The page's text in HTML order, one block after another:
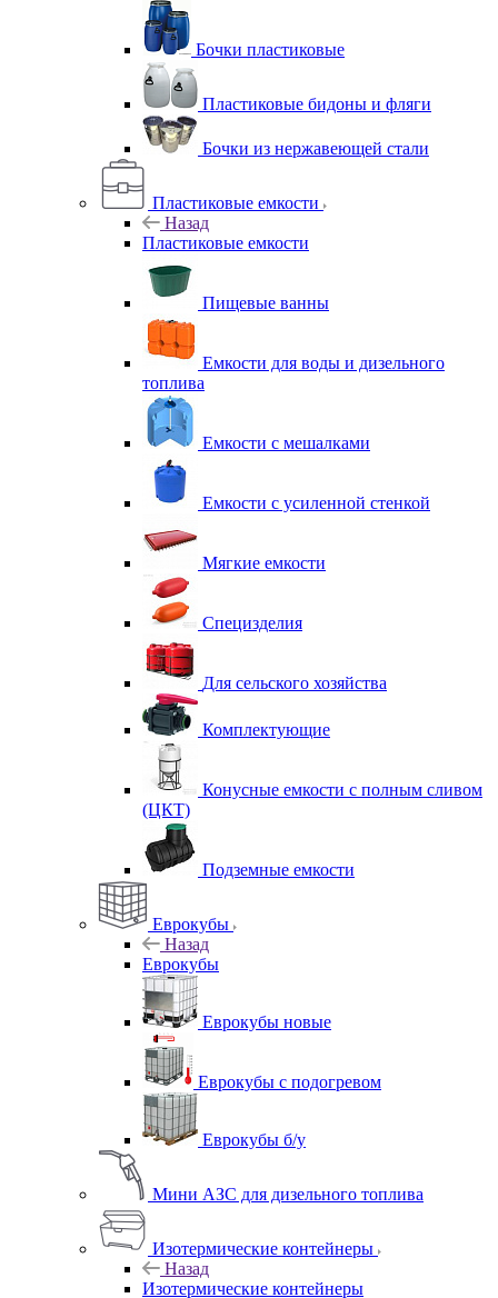
Бочки пластиковые
Пластиковые бидоны и фляги
Бочки из нержавеющей стали
Пластиковые емкости
Назад
Пластиковые емкости
Пищевые ванны
Емкости для воды и дизельного
топлива
Емкости с мешалками
Емкости с усиленной стенкой
Мягкие емкости
Специзделия
Для сельского хозяйства
Комплектующие
Конусные емкости с полным сливом
(ЦКТ)
Подземные емкости
Еврокубы
Назад
Еврокубы
Еврокубы новые
Еврокубы с подогревом
Еврокубы б/у
Мини АЗС для дизельного топлива
Изотермические контейнеры
Назад
Изотермические контейнеры